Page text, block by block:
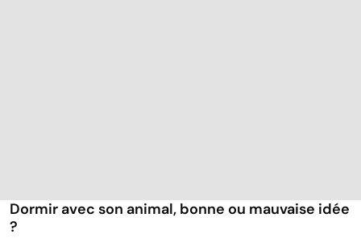
Dormir avec son animal, bonne ou mauvaise idée
?